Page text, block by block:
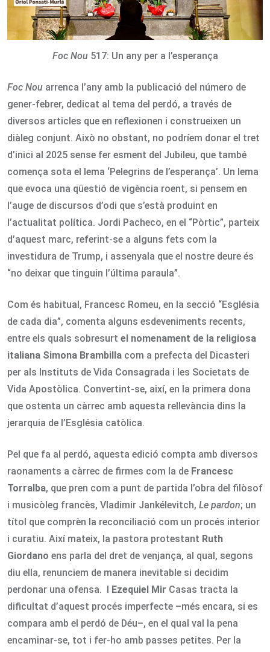
Foc Nou517: Un any per a l’esperança
Foc Nou arrenca l’any amb la publicació del número de
gener-febrer, dedicat al tema del perdó, a través de
diversos articles que en reflexionen i construeixen un
diàleg conjunt. Això no obstant, no podríem donar el tret
d’inici al 2025 sense fer esment del Jubileu, que també
comença sota el lema ‘Pelegrins de l’esperança’. Un lema
que evoca una qüestió de vigència roent, si pensem en
l’auge de discursos d’odi que s’està produint en
l’actualitat política. Jordi Pacheco, en el “Pòrtic”, parteix
d’aquest marc, referint-se a alguns fets com la
investidura de Trump, i assenyala que el nostre deure és
“no deixar que tinguin l’última paraula”.
Com és habitual, Francesc Romeu, en la secció “Església
de cada dia”, comenta alguns esdeveniments recents,
entre els quals sobresurt el nomenament de la religiosa
italiana Simona Brambilla com a prefecta del Dicasteri
per als Instituts de Vida Consagrada i les Societats de
Vida Apostòlica. Convertint-se, així, en la primera dona
que ostenta un càrrec amb aquesta rellevància dins la
jerarquia de l’Església catòlica.
Pel que fa al perdó, aquesta edició compta amb diversos
raonaments a càrrec de firmes com la de Francesc
Torralba, que pren com a punt de partida l’obra del filòsof
i musicòleg francès, Vladimir Jankélevitch, Le pardon; un
títol que comprèn la reconciliació com un procés interior
i curatiu. Així mateix, la pastora protestant Ruth
Giordano ens parla del dret de venjança, al qual, segons
diu ella, renunciem de manera inevitable si decidim
perdonar una ofensa. I Ezequiel Mir Casas tracta la
dificultat d’aquest procés imperfecte –més encara, si es
compara amb el perdó de Déu–, en el qual val la pena
encaminar-se, tot i fer-ho amb passes petites. Per la